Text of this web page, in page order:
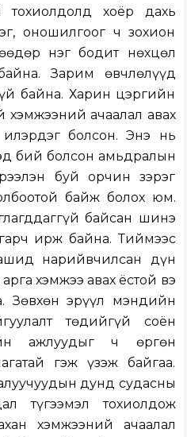
тохиолдолд хоёр дахь
оношилгоог ч зохион
нэг бодит нөхцөл
Зарим өвчлөлүүд
байна. Харин цэргийн
хэмжээний ачаалал авах
болсон. Энэ нь
бий болсон амьдралын
буй орчин зэрэг
байж болох юм.
байсан шинэ
ирж байна. Тиймээс
нарийвчилсан дүн
хэмжээ авах ёстой вэ
Зөвхөн эрүүл мэндийн
төдийгүй соён
ажлуудыг ч өргөн
гэж үзэж байгаа.
дунд судасны
түгээмэл тохиолдож
хэмжээний ачаалал